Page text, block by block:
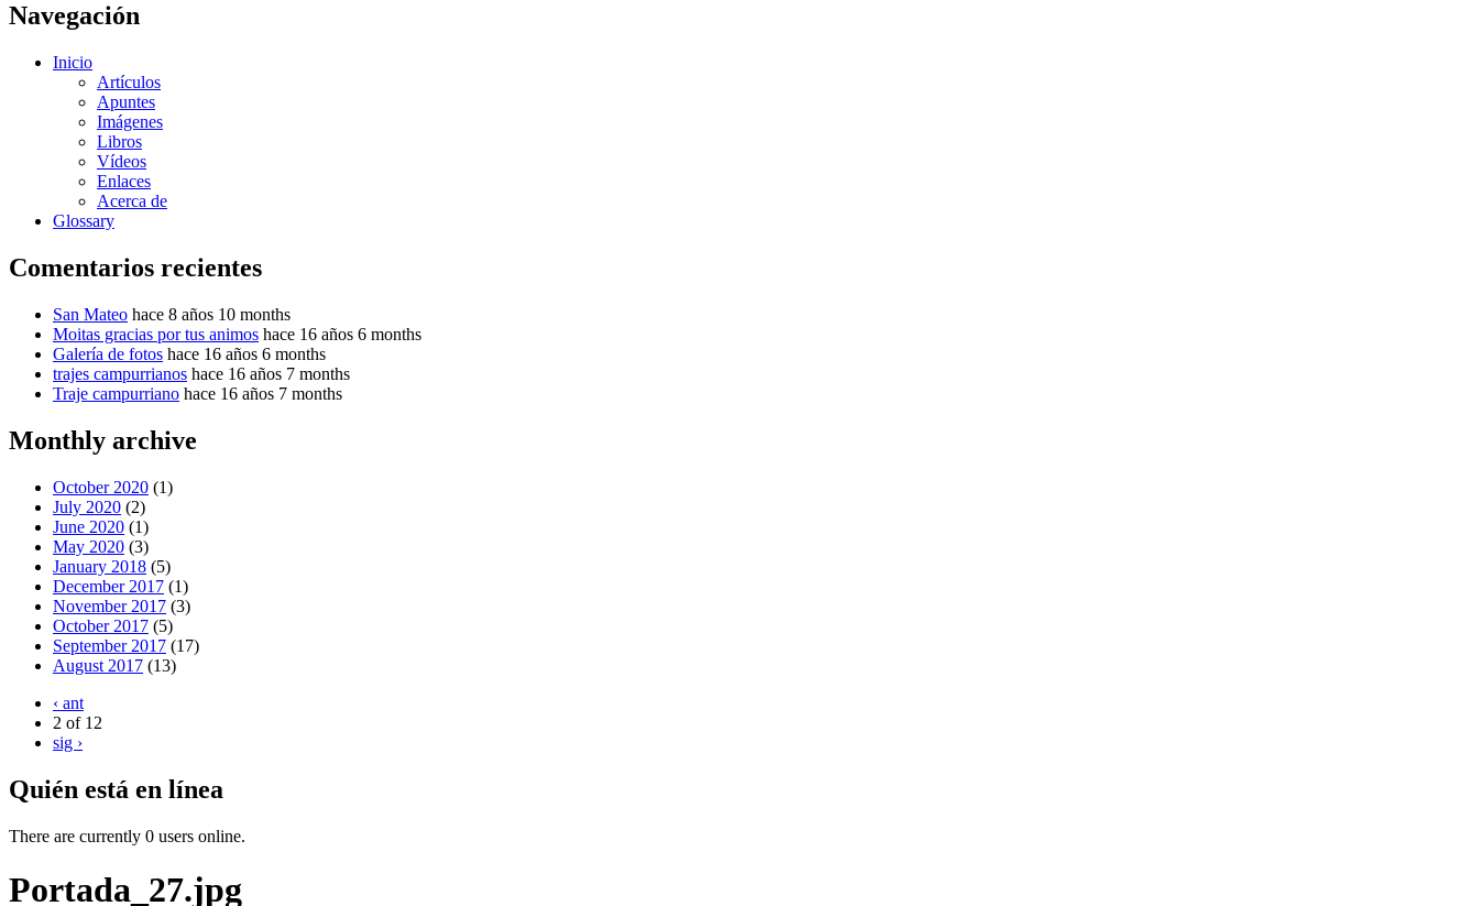
Navegación
Inicio
Artículos
Apuntes
Imágenes
Libros
Vídeos
Enlaces
Acerca de
Glossary
Comentarios recientes
San Mateo hace 8 años 10 months
Moitas gracias por tus animos hace 16 años 6 months
Galería de fotos hace 16 años 6 months
trajes campurrianos hace 16 años 7 months
Traje campurriano hace 16 años 7 months
Monthly archive
October 2020 (1)
July 2020 (2)
June 2020 (1)
May 2020 (3)
January 2018 (5)
December 2017 (1)
November 2017 (3)
October 2017 (5)
September 2017 (17)
August 2017 (13)
‹ ant
2 of 12
sig ›
Quién está en línea
There are currently 0 users online.
Portada_27.jpg